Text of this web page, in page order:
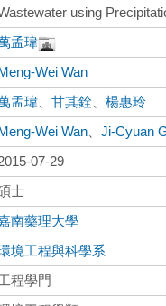
using
孟瑋
Meng-Wei Wan
孟瑋 、甘其銓 、楊惠玲
Meng-Wei Wan 、Ji-Cyuan
07-29
士
南藥理大學
境工程與科學系
程學門